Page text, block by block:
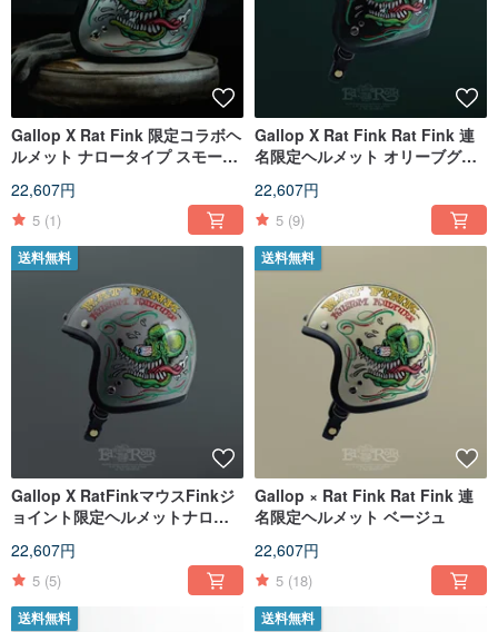
Gallop X Rat Fink 限定コラボヘ
ルメット ナロータイプ スモール
22,607円
5 (1)
Gallop X Rat Fink Rat Fink 連
名限定ヘルメット オリーブグリ
22,607円
5 (9)
送料無料
Gallop X RatFinkマウスFinkジ
ョイント限定ヘルメットナロー
ディグレー
22,607円
5 (5)
送料無料
Gallop × Rat Fink Rat Fink 連
名限定ヘルメット ベージュ
22,607円
5 (18)
送料無料 送料無料